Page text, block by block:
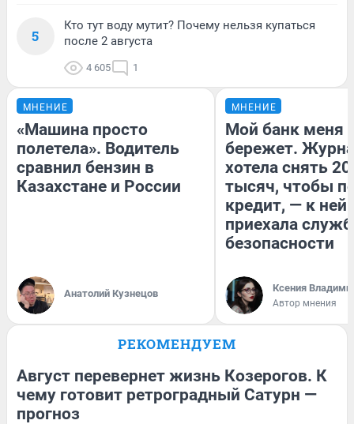
5
Кто тут воду мутит? Почему нельзя купаться
после 2 августа
4 605 1
МНЕНИЕ
«Машина просто
полетела». Водитель
сравнил бензин в
Казахстане и России
Анатолий Кузнецов
МНЕНИЕ
Мой банк меня
бережет.
хотела снять
тысяч, чтобы
кредит, — к
приехала
безопасности
Ксения
Автор мнения
РЕКОМЕНДУЕМ
Август перевернет жизнь Козерогов. К
чему готовит ретроградный Сатурн —
прогноз